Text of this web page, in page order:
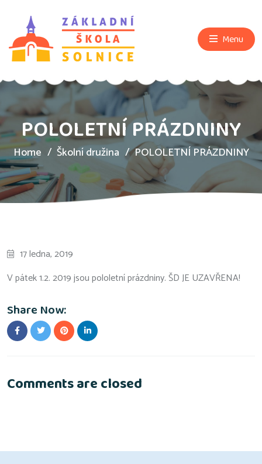
Menu
POLOLETNÍ PRÁZDNINY
Home Školní družina POLOLETNÍ PRÁZDNINY
17 ledna, 2019
V pátek 1.2. 2019 jsou pololetní prázdniny. ŠD JE UZAVŘENA!
Share Now:
Comments are closed